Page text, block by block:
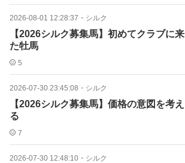
2026-08-01 12:28:37 ・ シルク
【2026シルク募集馬】初めてクラブに来
た牡馬
5
2026-07-30 23:45:08 ・ シルク
【2026シルク募集馬】価格の意図を考え
る
7
2026-07-30 12:48:10 ・ シルク